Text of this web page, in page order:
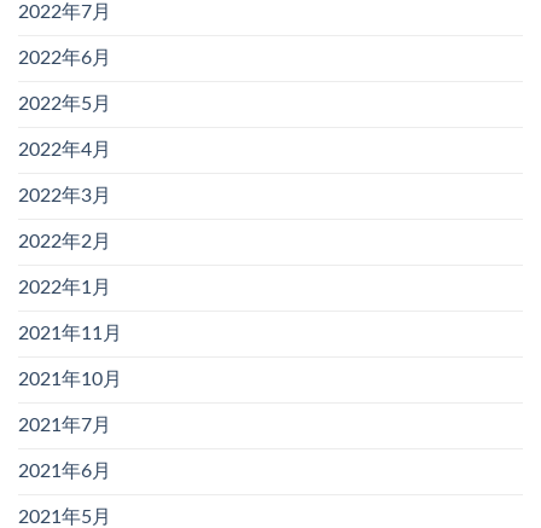
2022年7月
2022年6月
2022年5月
2022年4月
2022年3月
2022年2月
2022年1月
2021年11月
2021年10月
2021年7月
2021年6月
2021年5月